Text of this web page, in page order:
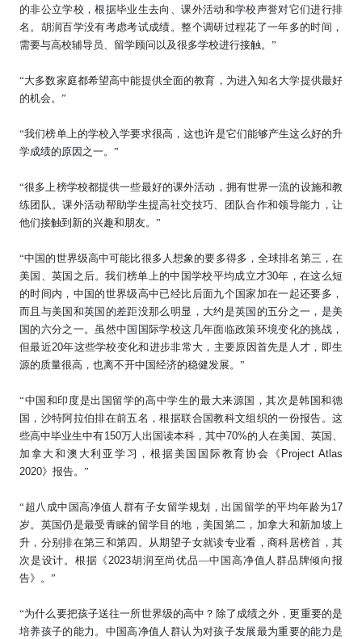
的非公立学校，根据毕业生去向、课外活动和学校声誉对它们进行排
名。胡润百学没有考虑考试成绩。整个调研过程花了一年多的时间，
需要与高校辅导员、留学顾问以及很多学校进行接触。 ”
“大多数家庭都希望高中能提供全面的教育，为进入知名大学提供最好
的机会。 ”
“我们榜单上的学校入学要求很高，这也许是它们能够产生这么好的升
学成绩的原因之一。 ”
“很多上榜学校都提供一些最好的课外活动，拥有世界一流的设施和教
练团队。课外活动帮助学生提高社交技巧、团队合作和领导能力，让
他们接触到新的兴趣和朋友。 ”
“中国的世界级高中可能比很多人想象的要多得多，全球排名第三，在
美国、英国之后。我们榜单上的中国学校平均成立才30年，在这么短
的时间内，中国的世界级高中已经比后面九个国家加在一起还要多，
而且与美国和英国的差距没那么明显，大约是英国的五分之一，是美
国的六分之一。虽然中国国际学校这几年面临政策环境变化的挑战，
但最近20年这些学校变化和进步非常大，主要原因首先是人才，即生
源的质量很高，也离不开中国经济的稳健发展。”
“中国和印度是出国留学的高中学生的最大来源国，其次是韩国和德
国，沙特阿拉伯排在前五名，根据联合国教科文组织的一份报告。这
些高中毕业生中有150万人出国读本科，其中70%的人在美国、英国、
加拿大和澳大利亚学习，根据美国国际教育协会《 Project Atlas
2020》报告。 ”
“超八成中国高净值人群有子女留学规划，出国留学的平均年龄为 17
岁。英国仍是最受青睐的留学目的地，美国第二，加拿大和新加坡上
升，分别排在第三和第四。从期望子女就读专业看，商科居榜首，其
次是设计。根据《2023胡润至尚优品—中国高净值人群品牌倾向报
告》。”
“为什么要把孩子送往一所世界级的高中？除了成绩之外，更重要的是
培养孩子的能力。中国高净值人群认为对孩子发展最为重要的能力是